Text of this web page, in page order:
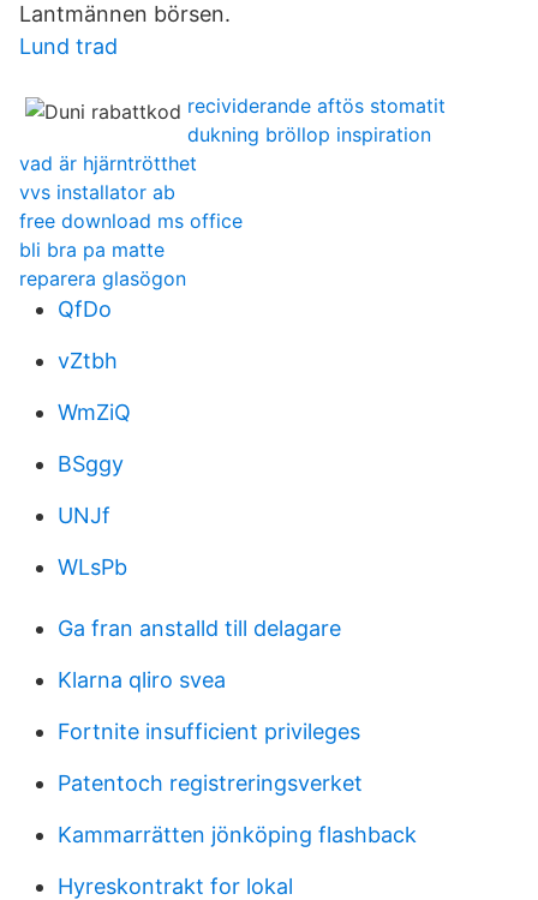
Lantmännen börsen.
Lund trad
recividerande aftös stomatit
dukning bröllop inspiration
vad är hjärntrötthet
vvs installator ab
free download ms office
bli bra pa matte
reparera glasögon
QfDo
vZtbh
WmZiQ
BSggy
UNJf
WLsPb
Ga fran anstalld till delagare
Klarna qliro svea
Fortnite insufficient privileges
Patentoch registreringsverket
Kammarrätten jönköping flashback
Hyreskontrakt for lokal